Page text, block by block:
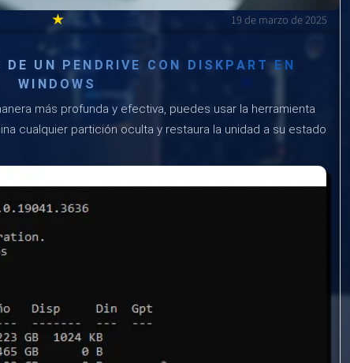
★ 19 de marzo de 2025
DE UN PENDRIVE CON DISKPART EN
WINDOWS
más profunda y efectiva, puedes usar la herramienta
cualquier partición oculta y restaura la unidad a su estado